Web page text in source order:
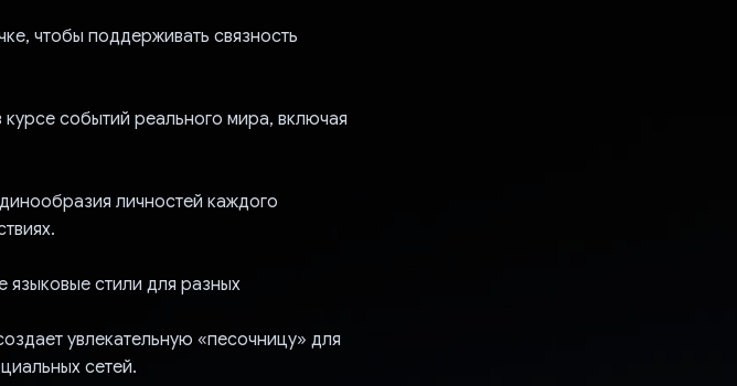
чтобы поддерживать связность
событий реального мира, включая
личностей каждого
языковые стили для разных
увлекательную «песочницу» для
сетей.